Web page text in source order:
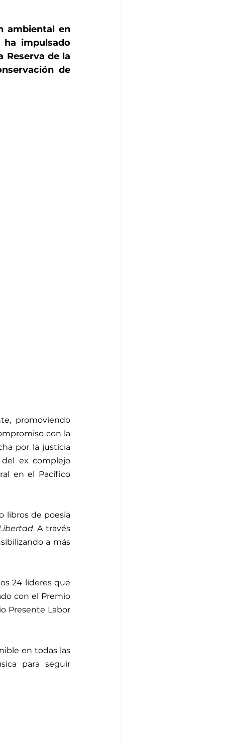
ambiental en
ha impulsado
Reserva de la
de
promoviendo
con la
por la justicia
ex complejo
en el Pacífico
libros de poesía
. A través
a más
24 líderes que
con el Premio
Presente Labor
en todas las
para seguir